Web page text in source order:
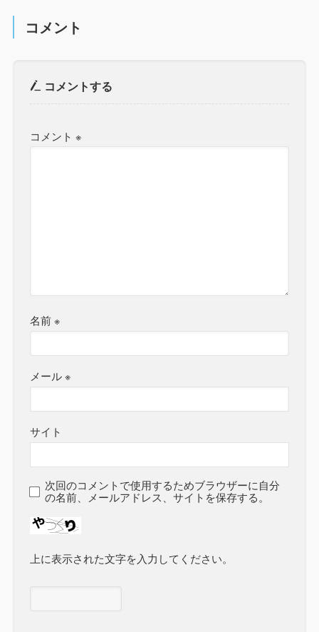
コメント
コメントする
コメント※
名前※
メール※
サイト
次回のコメントで使用するためブラウザーに自分
の名前、メールアドレス、サイトを保存する。
上に表示された文字を入力してください。